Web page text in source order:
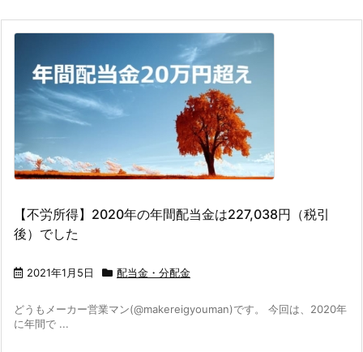
【不労所得】2020年の年間配当金は227,038円（税引
後）でした
2021年1月5日 配当金・分配金
どうもメーカー営業マン(@makereigyouman)です。 今回は、2020年
に年間で ...